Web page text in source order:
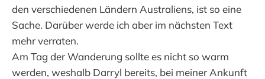
den verschiedenen Ländern Australiens, ist so eine
Sache. Darüber werde ich aber im nächsten Text
mehr verraten.
Am Tag der Wanderung sollte es nicht so warm
werden, weshalb Darryl bereits, bei meiner Ankunft